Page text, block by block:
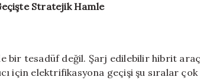
Stratejik Hamle
bir tesadüf değil. Şarj edilebilir hibrit
için elektrifikasyona geçişi şu sıralar